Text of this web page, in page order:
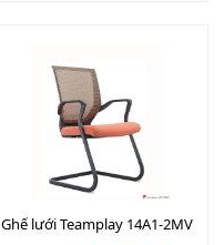
Ghế lưới Teamplay 14A1-2MV